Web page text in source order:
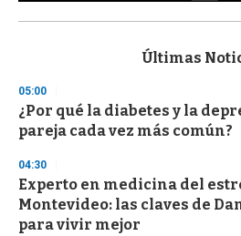
s
d
s
o
f
3
s
e
c
o
Últimas
05:00
¿Por qué la diabetes y la
pareja cada vez más común?
04:30
Experto en medicina del
Montevideo: las claves de
para vivir mejor